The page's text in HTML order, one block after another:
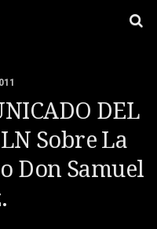
DEL
Sobre La
Don Samuel